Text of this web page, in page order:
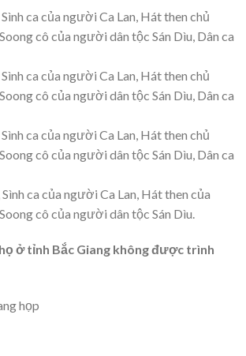
Sình ca của người Ca Lan, Hát then chủ
cô của người dân tộc Sán Dìu, Dân ca
Sình ca của người Ca Lan, Hát then chủ
cô của người dân tộc Sán Dìu, Dân ca
Sình ca của người Ca Lan, Hát then chủ
cô của người dân tộc Sán Dìu, Dân ca
Sình ca của người Ca Lan, Hát then của
cô của người dân tộc Sán Dìu.
ở tỉnh Bắc Giang không được trình
họp